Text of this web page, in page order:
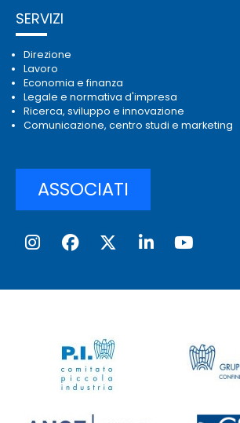
SERVIZI
Direzione
Lavoro
Economia e finanza
Legale e normativa d'impresa
Ricerca, sviluppo e innovazione
Comunicazione, centro studi e marketing
ASSOCIATI